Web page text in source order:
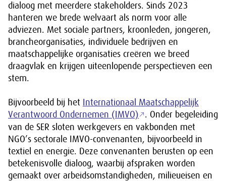
dialoog met meerdere stakeholders. Sinds 2023
hanteren we brede welvaart als norm voor alle
adviezen. Met sociale partners, kroonleden, jongeren,
brancheorganisaties, individuele bedrijven en
maatschappelijke organisaties creëren we breed
draagvlak en krijgen uiteenlopende perspectieven een
stem.
Bijvoorbeeld bij het Internationaal Maatschappelijk
Verantwoord Ondernemen (IMVO)
. Onder begeleiding
van de SER sloten werkgevers en vakbonden met
NGO’s sectorale IMVO-convenanten, bijvoorbeeld in
textiel en energie. Deze convenanten berusten op een
betekenisvolle dialoog, waarbij afspraken worden
gemaakt over arbeidsomstandigheden, milieueisen en